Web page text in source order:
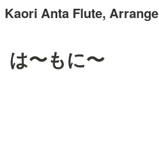
Kaori Anta Flute, Arrange
は〜もに〜